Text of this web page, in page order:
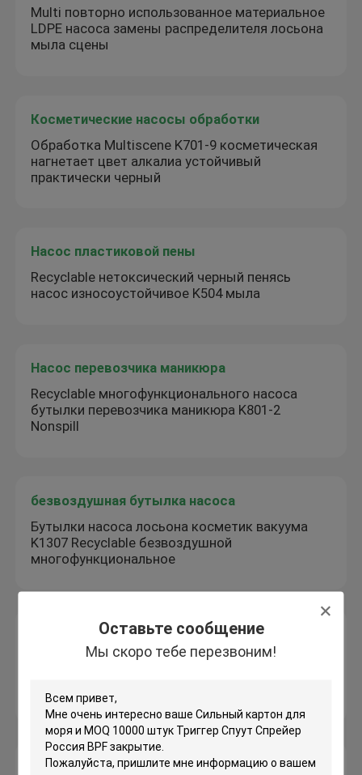
Оставьте сообщение
Мы скоро тебе перезвоним!
Multi повторно использованное материальное
LDPE насоса замены распределителя лосьона
мыла сцены
Косметические насосы обработки
Обработка Multiscene K701-9 косметическая
нагнетает цвет алкалиа устойчивый
практически черный
Насос пластиковой пены
Recyclable нетоксический черный пенясь
насос износоустойчивое K504 мыла
Насос перевозчика маникюра
Recyclable многофункционального насоса
бутылки перевозчика маникюра K801-2
Nonspill
безвоздушная бутылка насоса
Бутылки насоса лосьона косметик вакуума
K1307 Recyclable безвоздушной
многофункциональное
Спрейер кредитной карточки
Белый точный спрейер 30ML нетоксическое
средства руки
Брызги духов ручки